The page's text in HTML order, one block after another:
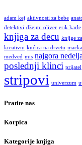
adam kej aktivnosti za bebe
detektivi džejmi oliver erik karle
knjiga za decu knjige
kreativni kućica na drvetu macka
medved mis najgora nedelja
poslednji klinci prijatelj
stripovi univerzum
Pratite nas
Korpica
Kategorije knjiga